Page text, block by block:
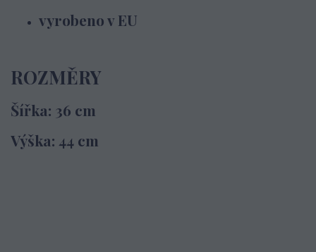
vyrobeno v EU
ROZMĚRY
Šířka: 36 cm
Výška: 44 cm